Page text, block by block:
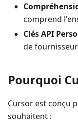
comprend
Clés API
de
Pourquoi
Cursor est conçu
souhaitent :